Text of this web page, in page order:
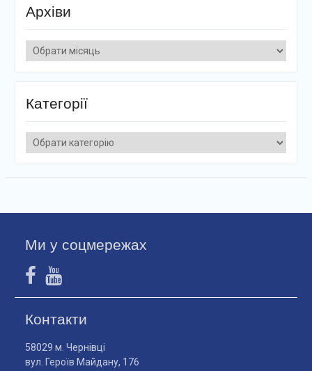
Архіви
Архіви
Категорії
Категорії
Ми у соцмережах
Контакти
58029 м. Чернівці
вул. Героїв Майдану, 176